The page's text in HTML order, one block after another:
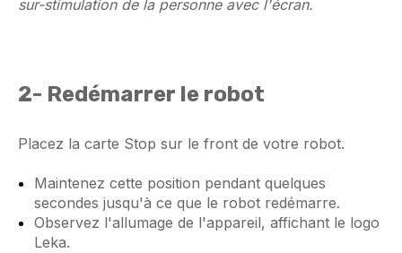
sur-stimulation de la personne avec l'écran.
2- Redémarrer le robot
Placez la carte Stop sur le front de votre robot.
Maintenez cette position pendant quelques
secondes jusqu'à ce que le robot redémarre.
Observez l'allumage de l'appareil, affichant le logo
Leka.